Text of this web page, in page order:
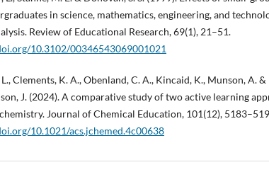
in science, mathematics, engineering, and
Review of Educational Research, 69(1), 21–51.
10.3102/00346543069001021
Clements, K. A., Obenland, C. A., Kincaid, K., Munson, A. &
J. (2024). A comparative study of two active learning
Journal of Chemical Education, 101(12),
10.1021/acs.jchemed.4c00638